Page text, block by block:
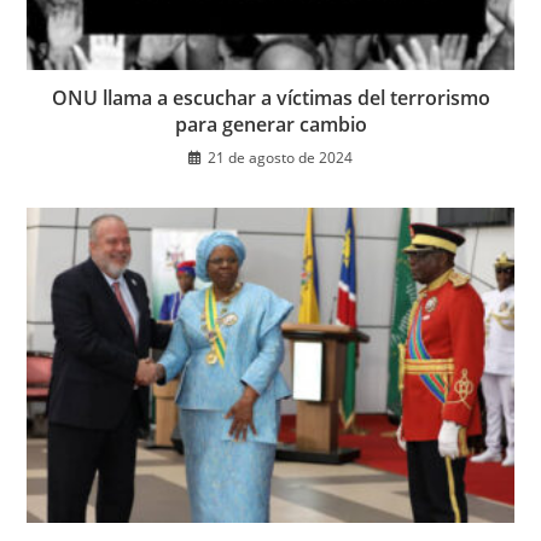
ONU llama a escuchar a víctimas del terrorismo
para generar cambio
21 de agosto de 2024